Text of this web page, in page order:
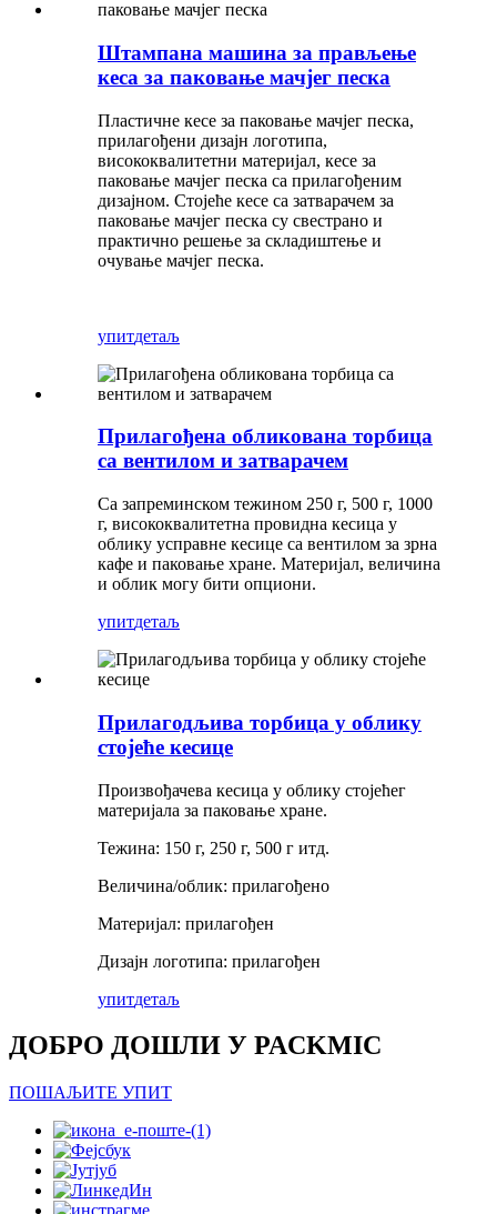
Штампана машина за прављење
кеса за паковање мачјег песка
Пластичне кесе за паковање мачјег песка,
прилагођени дизајн логотипа,
висококвалитетни материјал, кесе за
паковање мачјег песка са прилагођеним
дизајном. Стојеће кесе са затварачем за
паковање мачјег песка су свестрано и
практично решење за складиштење и
очување мачјег песка.
упитдетаљ
Прилагођена обликована торбица
са вентилом и затварачем
Са запреминском тежином 250 г, 500 г, 1000
г, висококвалитетна провидна кесица у
облику усправне кесице са вентилом за зрна
кафе и паковање хране. Материјал, величина
и облик могу бити опциони.
упитдетаљ
Прилагодљива торбица у облику
стојеће кесице
Произвођачева кесица у облику стојећег
материјала за паковање хране.
Тежина: 150 г, 250 г, 500 г итд.
Величина/облик: прилагођено
Материјал: прилагођен
Дизајн логотипа: прилагођен
упитдетаљ
ДОБРО ДОШЛИ У PACKMIC
ПОШАЉИТЕ УПИТ